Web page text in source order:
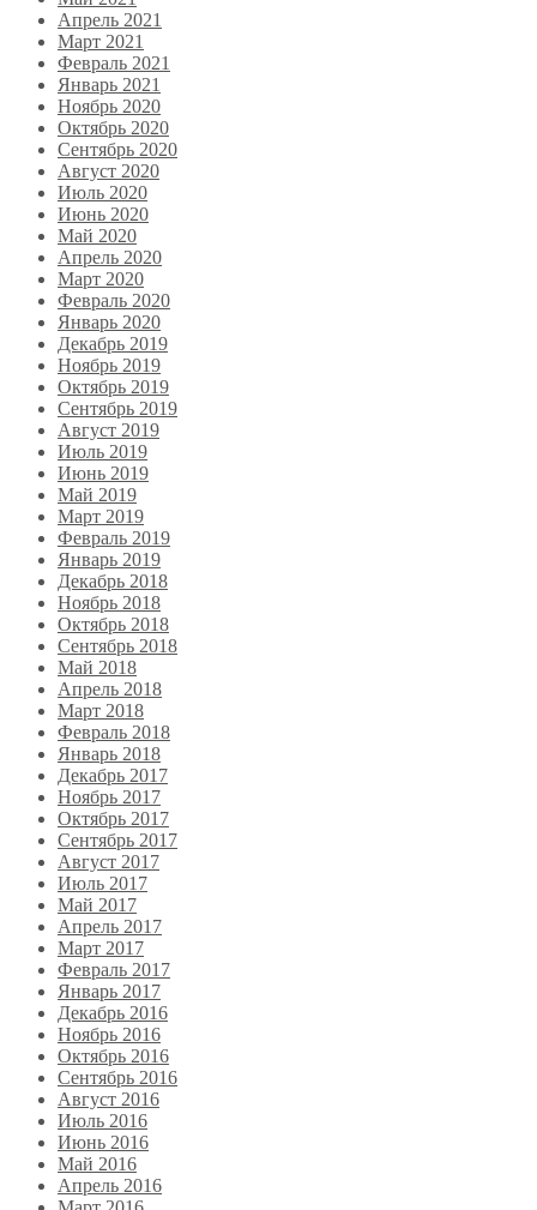
Апрель 2021
Март 2021
Февраль 2021
Январь 2021
Ноябрь 2020
Октябрь 2020
Сентябрь 2020
Август 2020
Июль 2020
Июнь 2020
Май 2020
Апрель 2020
Март 2020
Февраль 2020
Январь 2020
Декабрь 2019
Ноябрь 2019
Октябрь 2019
Сентябрь 2019
Август 2019
Июль 2019
Июнь 2019
Май 2019
Март 2019
Февраль 2019
Январь 2019
Декабрь 2018
Ноябрь 2018
Октябрь 2018
Сентябрь 2018
Май 2018
Апрель 2018
Март 2018
Февраль 2018
Январь 2018
Декабрь 2017
Ноябрь 2017
Октябрь 2017
Сентябрь 2017
Август 2017
Июль 2017
Май 2017
Апрель 2017
Март 2017
Февраль 2017
Январь 2017
Декабрь 2016
Ноябрь 2016
Октябрь 2016
Сентябрь 2016
Август 2016
Июль 2016
Июнь 2016
Май 2016
Апрель 2016